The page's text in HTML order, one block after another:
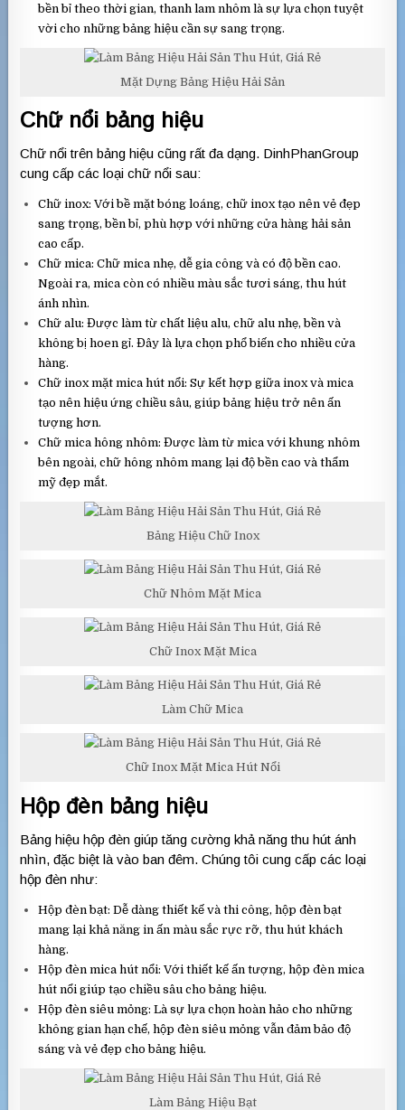
bền bỉ theo thời gian, thanh lam nhôm là sự lựa chọn tuyệt
vời cho những bảng hiệu cần sự sang trọng.
Mặt Dựng Bảng Hiệu Hải Sản
Chữ nổi bảng hiệu
Chữ nổi trên bảng hiệu cũng rất đa dạng. DinhPhanGroup
cung cấp các loại chữ nổi sau:
Chữ inox: Với bề mặt bóng loáng, chữ inox tạo nên vẻ đẹp
sang trọng, bền bỉ, phù hợp với những cửa hàng hải sản
cao cấp.
Chữ mica: Chữ mica nhẹ, dễ gia công và có độ bền cao.
Ngoài ra, mica còn có nhiều màu sắc tươi sáng, thu hút
ánh nhìn.
Chữ alu: Được làm từ chất liệu alu, chữ alu nhẹ, bền và
không bị hoen gỉ. Đây là lựa chọn phổ biến cho nhiều cửa
hàng.
Chữ inox mặt mica hút nổi: Sự kết hợp giữa inox và mica
tạo nên hiệu ứng chiều sâu, giúp bảng hiệu trở nên ấn
tượng hơn.
Chữ mica hông nhôm: Được làm từ mica với khung nhôm
bên ngoài, chữ hông nhôm mang lại độ bền cao và thẩm
mỹ đẹp mắt.
Bảng Hiệu Chữ Inox
Chữ Nhôm Mặt Mica
Chữ Inox Mặt Mica
Làm Chữ Mica
Chữ Inox Mặt Mica Hút Nổi
Hộp đèn bảng hiệu
Bảng hiệu hộp đèn giúp tăng cường khả năng thu hút ánh
nhìn, đặc biệt là vào ban đêm. Chúng tôi cung cấp các loại
hộp đèn như:
Hộp đèn bạt: Dễ dàng thiết kế và thi công, hộp đèn bạt
mang lại khả năng in ấn màu sắc rực rỡ, thu hút khách
hàng.
Hộp đèn mica hút nổi: Với thiết kế ấn tượng, hộp đèn mica
hút nổi giúp tạo chiều sâu cho bảng hiệu.
Hộp đèn siêu mỏng: Là sự lựa chọn hoàn hảo cho những
không gian hạn chế, hộp đèn siêu mỏng vẫn đảm bảo độ
sáng và vẻ đẹp cho bảng hiệu.
Làm Bảng Hiệu Bạt